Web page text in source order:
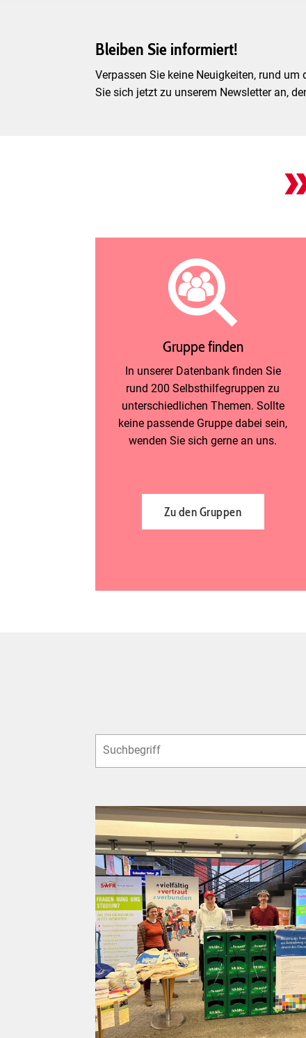
Bleiben Sie informiert!
Verpassen Sie keine Neuigkeiten, rund
Sie sich jetzt zu unserem Newsletter an,
Gruppe finden
In unserer Datenbank finden Sie
rund 200 Selbsthilfegruppen zu
unterschiedlichen Themen. Sollte
keine passende Gruppe dabei sein,
wenden Sie sich gerne an uns.
Zu den Gruppen